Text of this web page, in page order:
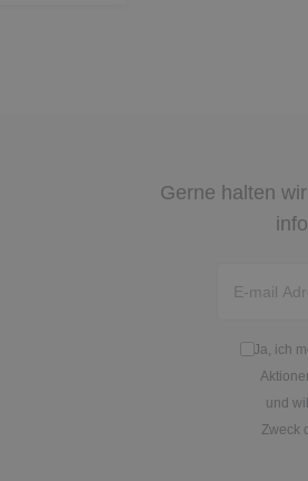
Gerne halten
Honig
Ja, ich
und
Zweck